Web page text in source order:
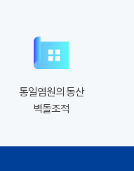
통일염원의 동산
벽돌조적